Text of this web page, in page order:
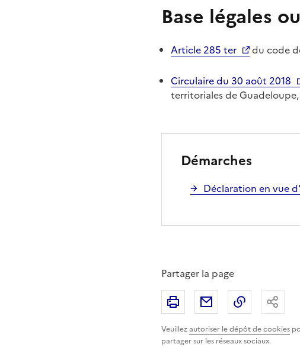
Base légales
Article 285 ter du code
Circulaire du 30 août 2018
territoriales de
Démarches
Déclaration en vue
Partager la page
Veuillezautoriser le dépôt de cookies
partager sur les réseaux sociaux.
Imprimer Partager par email
Copier le